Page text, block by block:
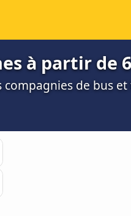
à partir de
de bus